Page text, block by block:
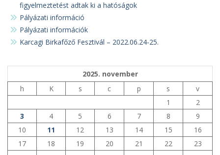
figyelmeztetést adtak ki a hatóságok
Pályázati információ
Pályázati információk
Karcagi Birkafőző Fesztivál – 2022.06.24-25.
2025. november
h
K s c p s
v
1
2
3
4 5 6 7 8
9
10
11 12 13 14 15
16
17
18 19 20 21 22
23